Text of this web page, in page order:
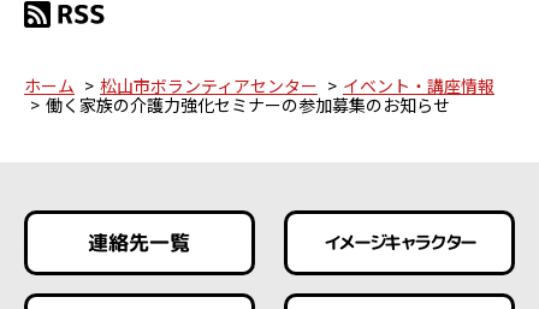
ホーム 松山市ボランティアセンター
イベント・講座情報
働く家族の介護力強化セミナーの参加募集のお知らせ
連絡先一覧 イメージキャラクター